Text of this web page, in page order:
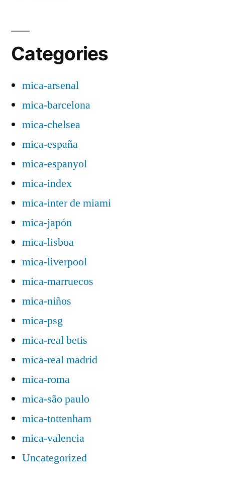
Categories
mica-arsenal
mica-barcelona
mica-chelsea
mica-españa
mica-espanyol
mica-index
mica-inter de miami
mica-japón
mica-lisboa
mica-liverpool
mica-marruecos
mica-niños
mica-psg
mica-real betis
mica-real madrid
mica-roma
mica-são paulo
mica-tottenham
mica-valencia
Uncategorized